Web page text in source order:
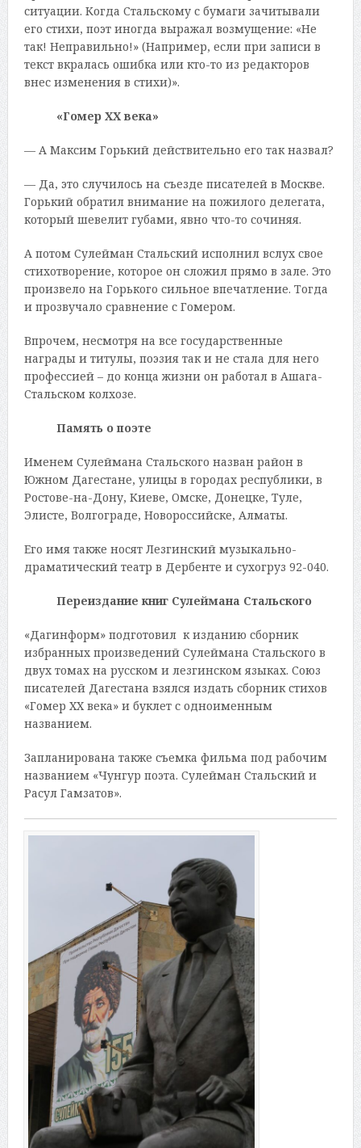
ситуации. Когда Стальскому с бумаги зачитывали
его стихи, поэт иногда выражал возмущение: «Не
так! Неправильно!» (Например, если при записи в
текст вкралась ошибка или кто-то из редакторов
внес изменения в стихи)».
«Гомер ХХ века»
— А Максим Горький действительно его так назвал?
— Да, это случилось на съезде писателей в Москве.
Горький обратил внимание на пожилого делегата,
который шевелит губами, явно что-то сочиняя.
А потом Сулейман Стальский исполнил вслух свое
стихотворение, которое он сложил прямо в зале. Это
произвело на Горького сильное впечатление. Тогда
и прозвучало сравнение с Гомером.
Впрочем, несмотря на все государственные
награды и титулы, поэзия так и не стала для него
профессией – до конца жизни он работал в Ашага-
Стальском колхозе.
Память о поэте
Именем Сулеймана Стальского назван район в
Южном Дагестане, улицы в городах республики, в
Ростове-на-Дону, Киеве, Омске, Донецке, Туле,
Элисте, Волгограде, Новороссийске, Алматы.
Его имя также носят Лезгинский музыкально-
драматический театр в Дербенте и сухогруз 92-040.
Переиздание книг Сулеймана Стальского
«Дагинформ» подготовил к изданию сборник
избранных произведений Сулеймана Стальского в
двух томах на русском и лезгинском языках. Союз
писателей Дагестана взялся издать сборник стихов
«Гомер ХХ века» и буклет с одноименным
названием.
Запланирована также съемка фильма под рабочим
названием «Чунгур поэта. Сулейман Стальский и
Расул Гамзатов».